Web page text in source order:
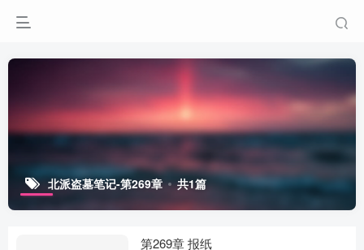
北派盗墓笔记-第269章 共1篇
第269章 报纸